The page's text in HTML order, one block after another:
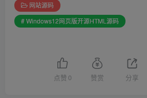
网站源码
# Windows12网页版开源HTML源码
点赞 0 赞赏 分享